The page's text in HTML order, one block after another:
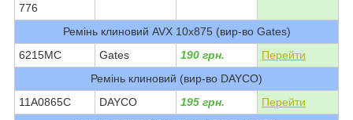
776
Ремінь клиновий AVX 10х875 (вир-во Gates)
6215MC
Gates 190 грн.
Перейти
Ремінь клиновий (вир-во DAYCO)
11A0865C
DAYCO 195 грн.
Перейти